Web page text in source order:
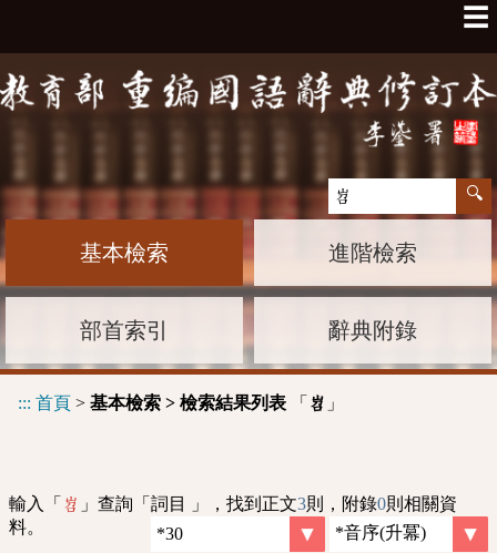
☰
基本檢索 進階檢索
部首索引 辭典附錄
::: 首頁 > 基本檢索 > 檢索結果列表 「 岧 」
輸入「 岧 」查詢「詞目 」，找到正文3則，附錄0則相關資
料。